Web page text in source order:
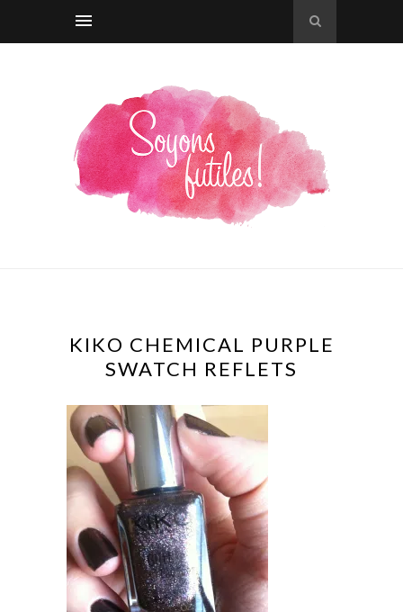
KIKO CHEMICAL PURPLE
SWATCH REFLETS